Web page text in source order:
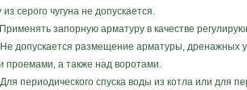
серого чугуна не допускается.
запорную арматуру в качестве
допускается размещение арматуры, дренажных
проемами, а также над воротами.
периодического спуска воды из котла или для